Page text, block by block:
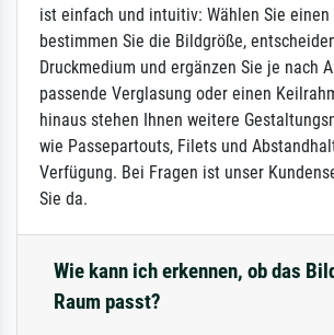
ist einfach und intuitiv: Wählen Sie einen
bestimmen Sie die Bildgröße,
Druckmedium und ergänzen Sie je nach
passende Verglasung oder einen
hinaus stehen Ihnen weitere
wie Passepartouts, Filets und
Verfügung. Bei Fragen ist unser
Sie da.
Wie kann ich erkennen, ob das
Raum passt?